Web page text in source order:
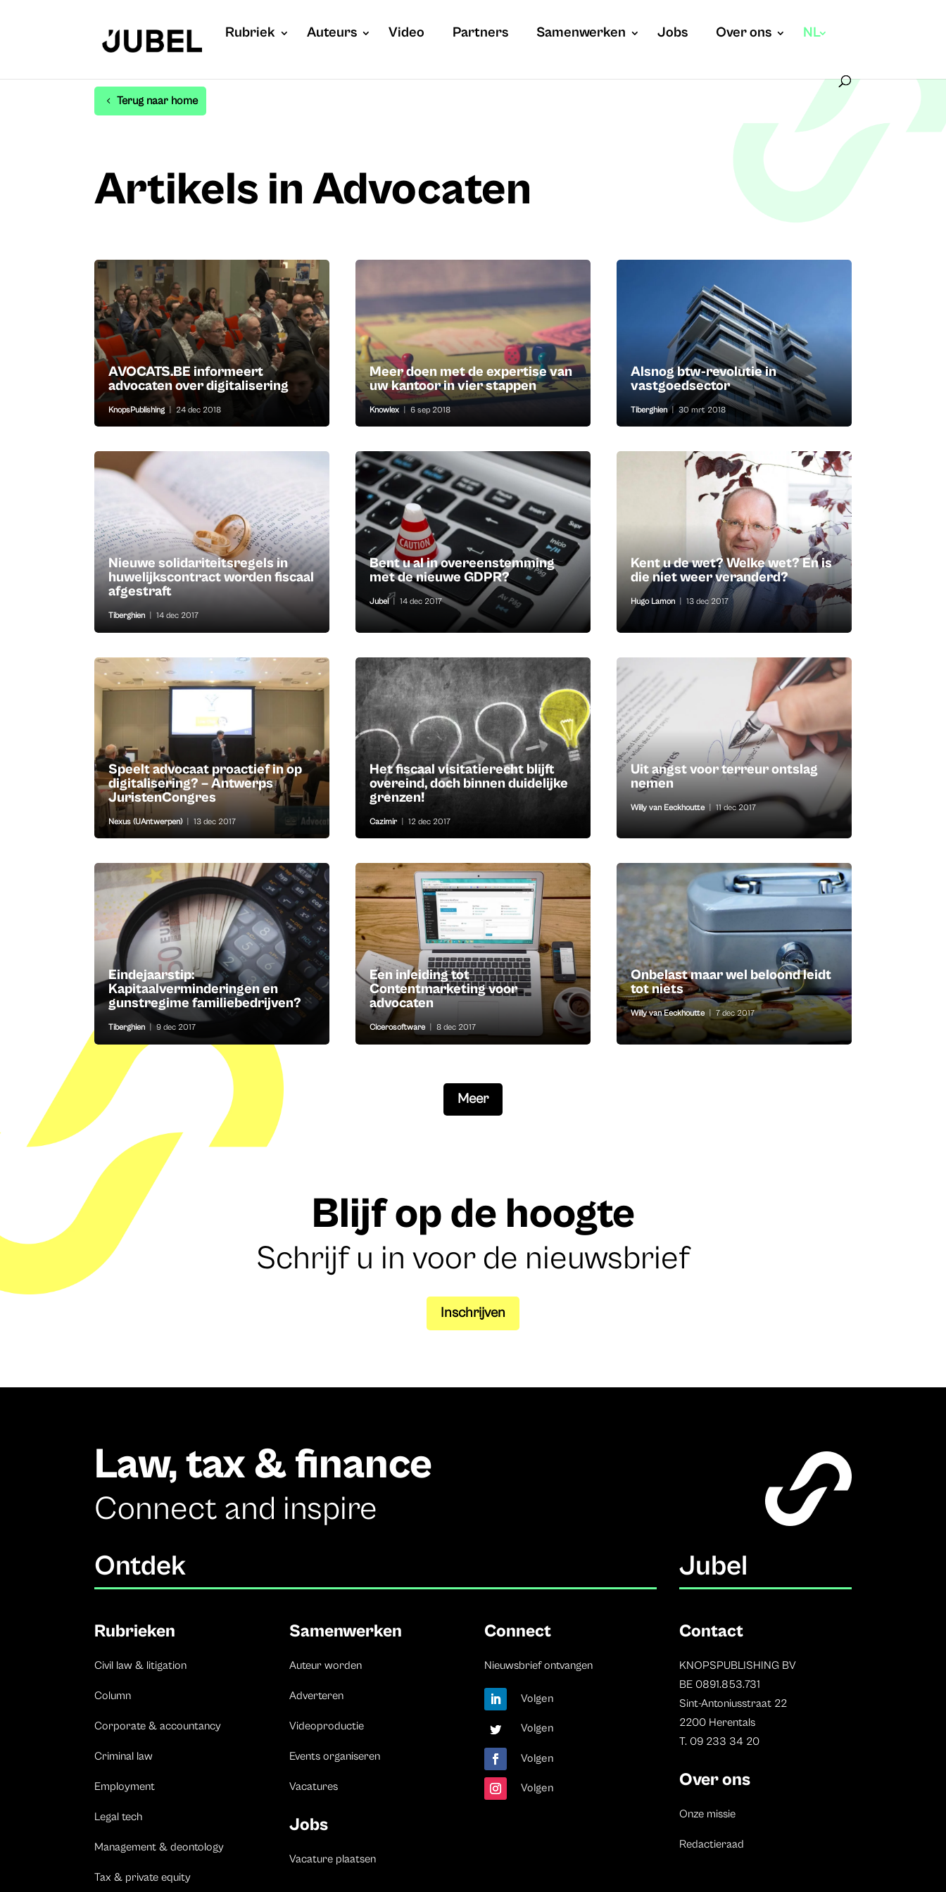
Rubriek Auteurs Video Partners Samenwerken Jobs Over ons NL
Terug naar home
Artikels in Advocaten
AVOCATS.BE informeert
advocaten over digitalisering
KnopsPublishing 24 dec 2018
Meer doen met de expertise van
uw kantoor in vier stappen
Knowlex 6 sep 2018
Alsnog btw-revolutie in
vastgoedsector
Tiberghien 30 mrt 2018
Nieuwe solidariteitsregels in
huwelijkscontract worden fiscaal
afgestraft
Tiberghien 14 dec 2017
Bent u al in overeenstemming
met de nieuwe GDPR?
Jubel 14 dec 2017
Kent u de wet? Welke wet? En is
die niet weer veranderd?
Hugo Lamon 13 dec 2017
Speelt advocaat proactief in op
digitalisering? – Antwerps
JuristenCongres
Nexus (UAntwerpen) 13 dec 2017
Het fiscaal visitatierecht blijft
overeind, doch binnen duidelijke
grenzen!
Cazimir 12 dec 2017
Uit angst voor terreur ontslag
nemen
Willy van Eeckhoutte 11 dec 2017
Eindejaarstip:
Kapitaalverminderingen en
gunstregime familiebedrijven?
Tiberghien 9 dec 2017
Een inleiding tot
Contentmarketing voor
advocaten
Cicerosoftware 8 dec 2017
Onbelast maar wel beloond leidt
tot niets
Willy van Eeckhoutte 7 dec 2017
Meer
Blijf op de hoogte
Schrijf u in voor de nieuwsbrief
Inschrijven
Law, tax & finance
Connect and inspire
Ontdek Jubel
Rubrieken
Civil law & litigation
Column
Corporate & accountancy
Criminal law
Employment
Legal tech
Management & deontology
Tax & private equity
Samenwerken
Auteur worden
Adverteren
Videoproductie
Events organiseren
Vacatures
Jobs
Vacature plaatsen
Connect
Nieuwsbrief ontvangen
Volgen
Volgen
Volgen
Volgen
Contact
KNOPSPUBLISHING BV
BE 0891.853.731
Sint-Antoniusstraat 22
2200 Herentals
T. 09 233 34 20
Over ons
Onze missie
Redactieraad